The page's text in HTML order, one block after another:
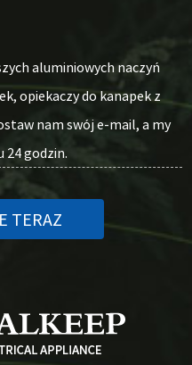
aluminiowych naczyń
opiekaczy do kanapek z
nam swój e-mail, a my
24 godzin.
TERAZ